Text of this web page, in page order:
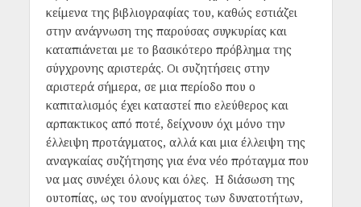
κείμενα της βιβλιογραφίας του, καθώς εστιάζει
στην ανάγνωση της παρούσας συγκυρίας και
καταπιάνεται με το βασικότερο πρόβλημα της
σύγχρονης αριστεράς. Οι συζητήσεις στην
αριστερά σήμερα, σε μια περίοδο που ο
καπιταλισμός έχει καταστεί πιο ελεύθερος και
αρπακτικος από ποτέ, δείχνουν όχι μόνο την
έλλειψη προτάγματος, αλλά και μια έλλειψη της
αναγκαίας συζήτησης για ένα νέο πρόταγμα που
να μας συνέχει όλους και όλες. Η διάσωση της
ουτοπίας, ως του ανοίγματος των δυνατοτήτων,